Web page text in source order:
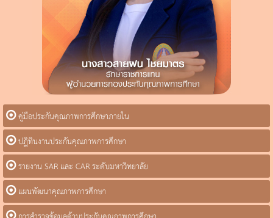
คู่มือประกันคุณภาพการศึกษาภายใน
ปฏิทินงานประกันคุณภาพการศึกษา
รายงาน SAR และ CAR ระดับมหาวิทยาลัย
แผนพัฒนาคุณภาพการศึกษา